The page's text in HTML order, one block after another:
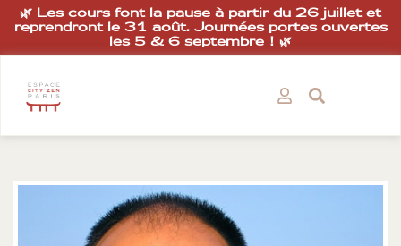
🌿 Les cours font la pause à partir du 26 juillet et
reprendront le 31 août. Journées portes ouvertes
les 5 & 6 septembre ! 🌿